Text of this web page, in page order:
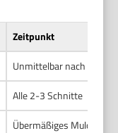
Zeitpunkt
Unmittelbar nach dem
Alle 2-3 Schnitte
Übermäßiges Mulchen